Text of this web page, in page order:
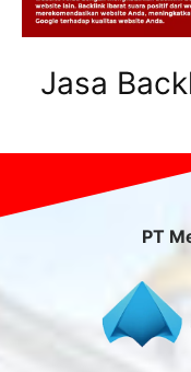
Jasa
PT